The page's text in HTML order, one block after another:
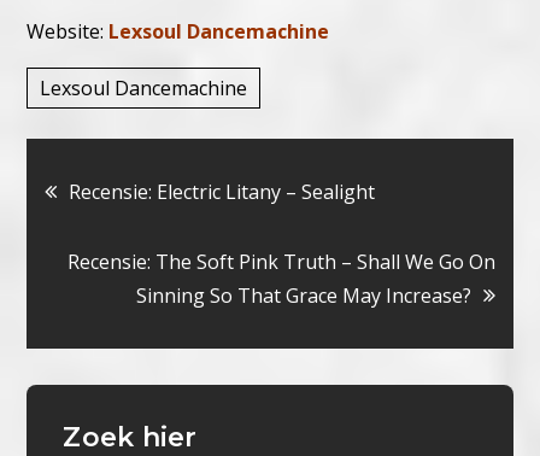
Website: Lexsoul Dancemachine
Lexsoul Dancemachine
Bericht
navigatie
Recensie: Electric Litany – Sealight
Recensie: The Soft Pink Truth – Shall We Go On
Sinning So That Grace May Increase?
Zoek hier